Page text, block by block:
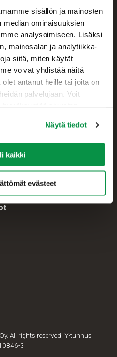
sisällön ja mainosten
median ominaisuuksien
analysoimiseen. Lisäksi
mainosalan ja analytiikka-
siitä, miten käytät
voivat yhdistää näitä
antanut heille tai joita on
palvelujaan. Voit
Näytä tiedot
kaikki
evästeet
All rights reserved. Y-tunnus
3